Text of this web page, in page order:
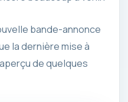
bande-annonce
la dernière mise à
de quelques